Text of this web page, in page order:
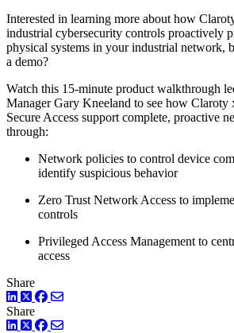
Interested in learning more about how
industrial cybersecurity controls proactively
physical systems in your industrial network,
a demo?
Watch this 15-minute product walkthrough
Manager Gary Kneeland to see how Claroty
Secure Access support complete, proactive
through:
Network policies to control device
identify suspicious behavior
Zero Trust Network Access to
controls
Privileged Access Management to
access
Share
LinkedIn
TwitterFacebook
Share
LinkedIn
TwitterFacebook